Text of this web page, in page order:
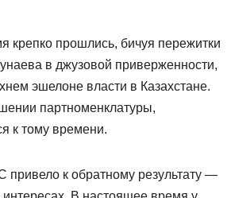
крепко прошлись, бичуя пережитки
в джузовой приверженности,
эшелоне власти в Казахстане.
партноменклатуры,
к тому времени.
к обратному результату —